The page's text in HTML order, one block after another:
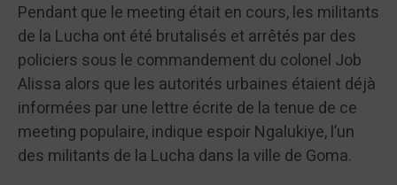
Pendant que le meeting était en cours, les militants
de la Lucha ont été brutalisés et arrêtés par des
policiers sous le commandement du colonel Job
Alissa alors que les autorités urbaines étaient déjà
informées par une lettre écrite de la tenue de ce
meeting populaire, indique espoir Ngalukiye, l’un
des militants de la Lucha dans la ville de Goma.